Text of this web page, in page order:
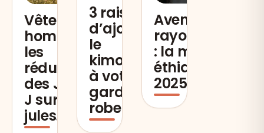
Vêtement
hommes,
les
réductions
des Jours
J sur
jules.fr !
3 raisons
d’ajouter
le
kimono
à votre
garde-
robe ?
Avenir
rayonnant
: la mode
éthique en
2025